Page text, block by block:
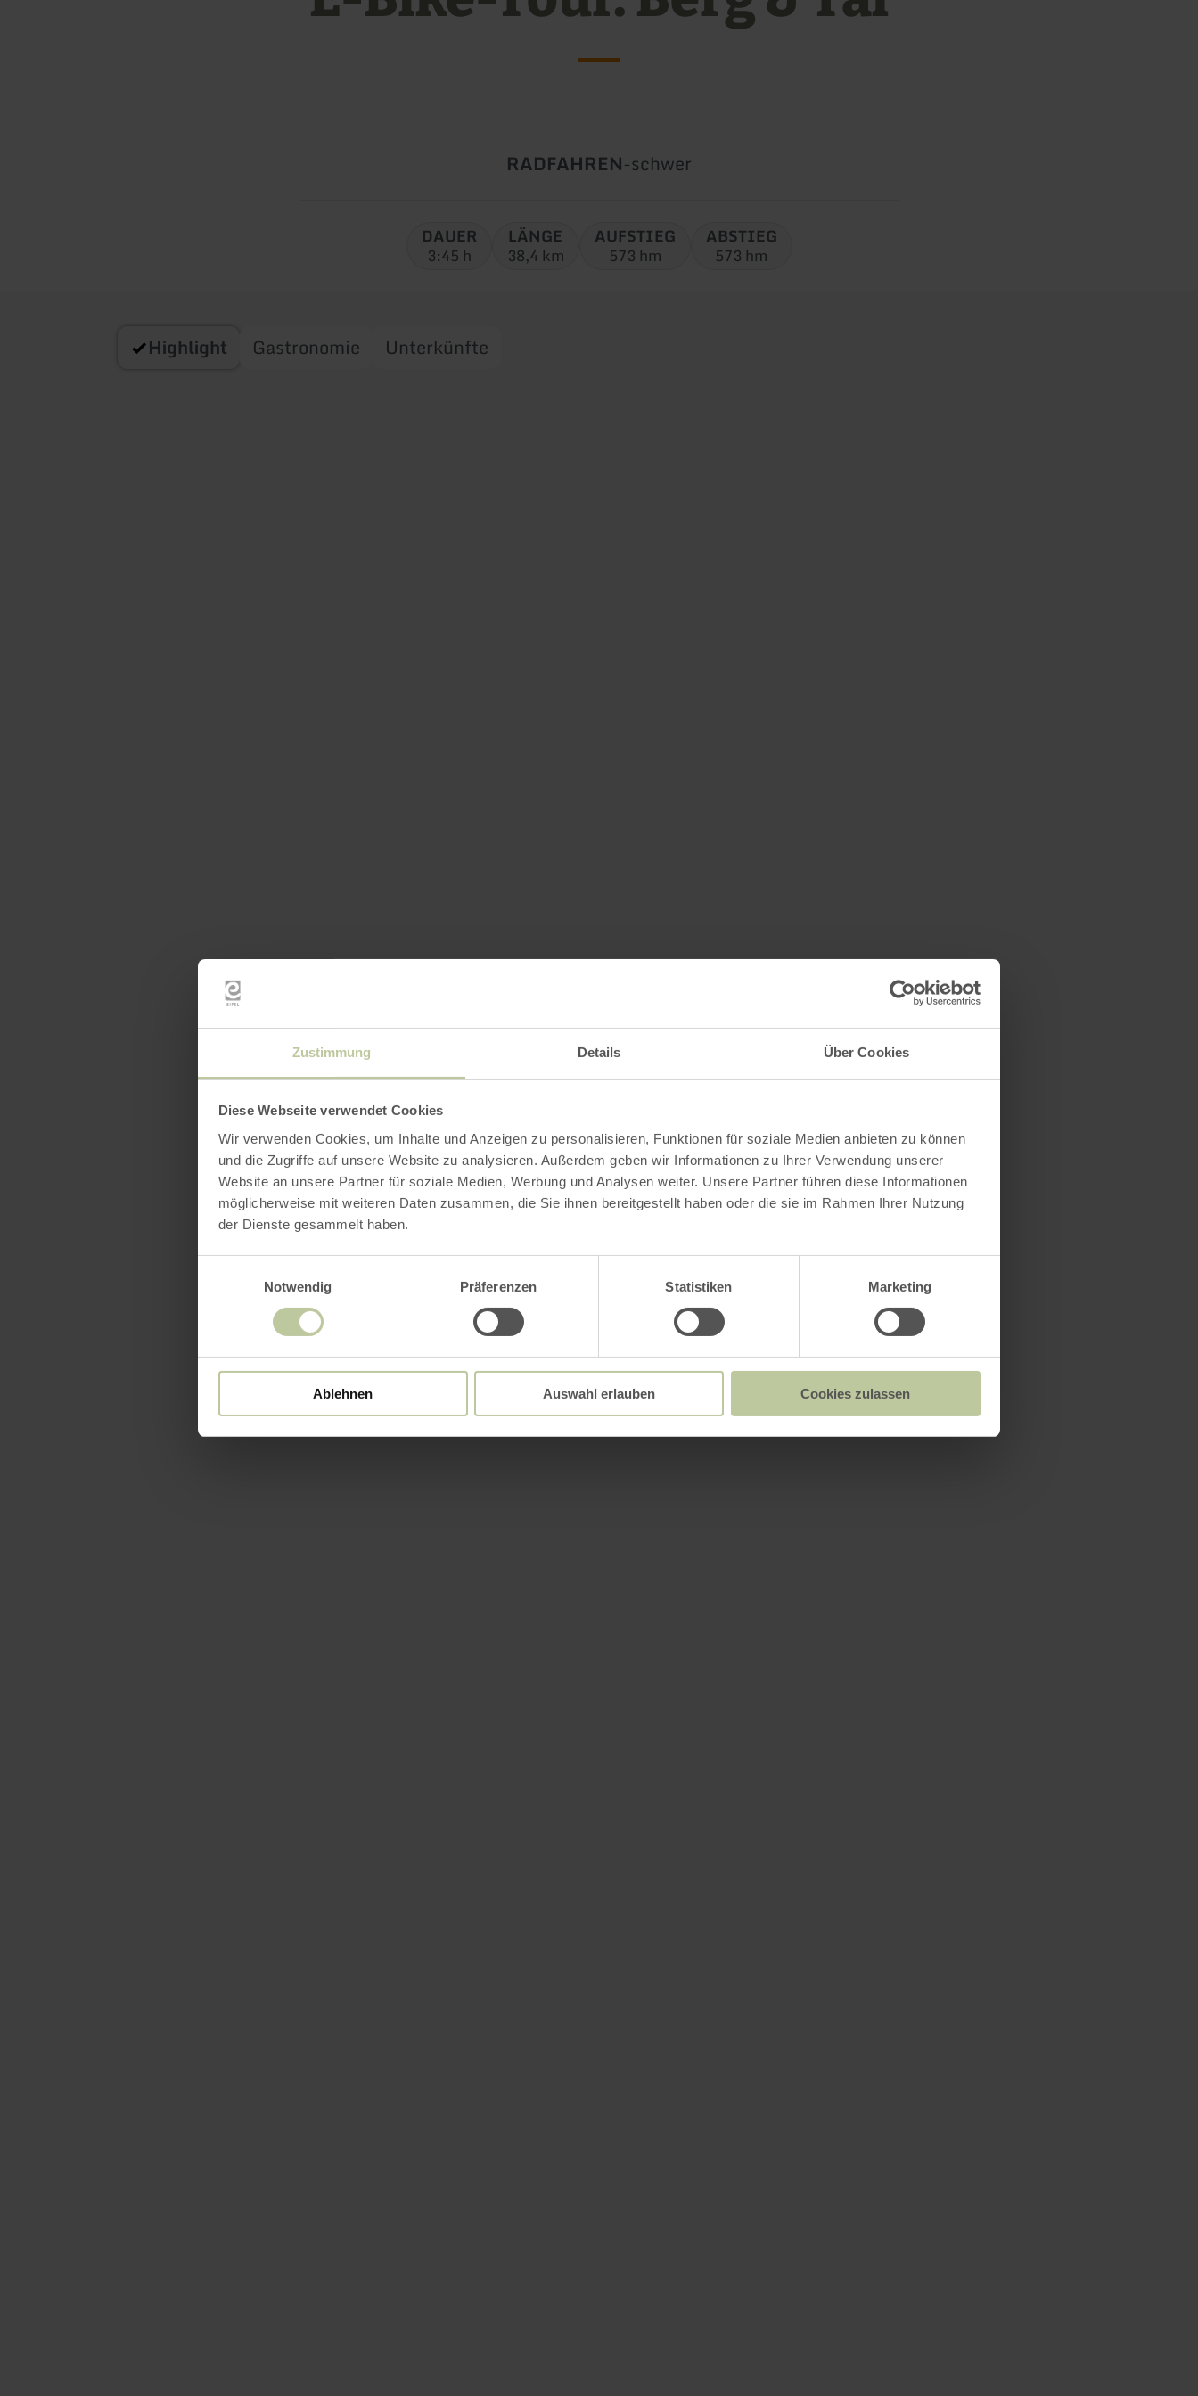
Zustimmung Details Über Cookies
Diese Webseite verwendet Cookies
Wir verwenden Cookies, um Inhalte und Anzeigen zu personalisieren, Funktionen für soziale Medien anbieten zu können
und die Zugriffe auf unsere Website zu analysieren. Außerdem geben wir Informationen zu Ihrer Verwendung unserer
Website an unsere Partner für soziale Medien, Werbung und Analysen weiter. Unsere Partner führen diese Informationen
möglicherweise mit weiteren Daten zusammen, die Sie ihnen bereitgestellt haben oder die sie im Rahmen Ihrer Nutzung
der Dienste gesammelt haben.
Notwendig
Präferenzen Statistiken Marketing
Ablehnen Auswahl erlauben Cookies zulassen
Art
Tour:
RADFAHREN-Schwierigkeit:
schwer
DAUER
3:45 h
LÄNGE
38,4 km
AUFSTIEG
573 hm
ABSTIEG
573 hm
Highlight Gastronomie Unterkünfte